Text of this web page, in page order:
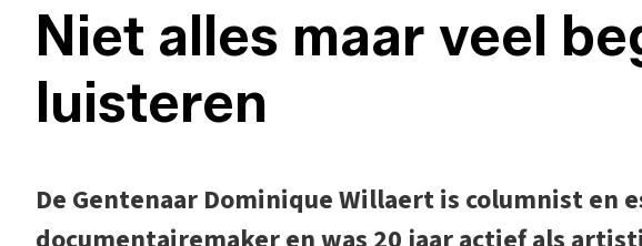
Niet alles maar veel
luisteren
De Gentenaar Dominique Willaert is columnist en